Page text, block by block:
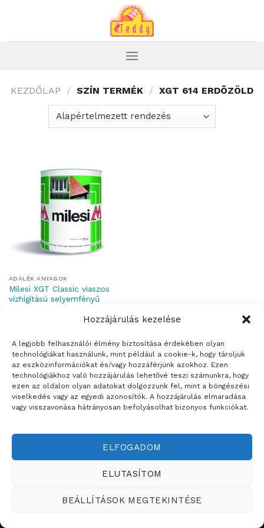
Hozzájárulás kezelése
A legjobb felhasználói élmény biztosítása érdekében olyan
technológiákat használunk, mint például a cookie-k, hogy tároljuk
az eszközinformációkat és/vagy hozzáférjünk azokhoz. Ezen
technológiákhoz való hozzájárulás lehetővé teszi számunkra, hogy
ezen az oldalon olyan adatokat dolgozzunk fel, mint a böngészési
viselkedés vagy az egyedi azonosítók. A hozzájárulás elmaradása
vagy visszavonása hátrányosan befolyásolhat bizonyos funkciókat.
ELFOGADOM
ELUTASÍTOM
BEÁLLÍTÁSOK MEGTEKINTÉSE
KEZDŐLAP / SZÍN TERMÉK / XGT 614 ERDÕZÖLD
ADALÉK ANYAGOK
Milesi XGT Classic viaszos
vízhígítású selyemfényű
Weboldalt készítette:
ÉRTÉKESÍTÉSI TERÜLETEINK